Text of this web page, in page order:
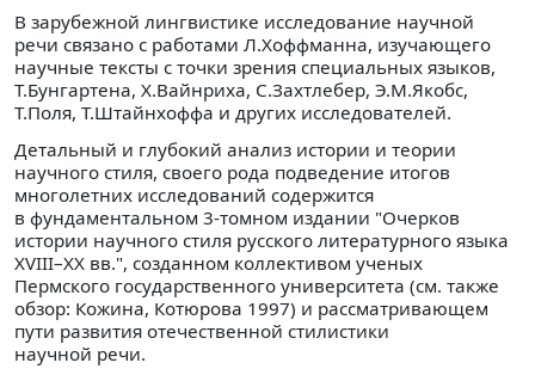
В зарубежной лингвистике исследование научной
речи связано с работами Л.Хоффманна, изучающего
научные тексты с точки зрения специальных языков,
Т.Бунгартена, Х.Вайнриха, С.Захтлебер, Э.М.Якобс,
Т.Поля, Т.Штайнхоффа и других исследователей.
Детальный и глубокий анализ истории и теории
научного стиля, своего рода подведение итогов
многолетних исследований содержится
в фундаментальном 3-томном издании "Очерков
истории научного стиля русского литературного языка
XVIII–XX вв.", созданном коллективом ученых
Пермского государственного университета (см. также
обзор: Кожина, Котюрова 1997) и рассматривающем
пути развития отечественной стилистики
научной речи.